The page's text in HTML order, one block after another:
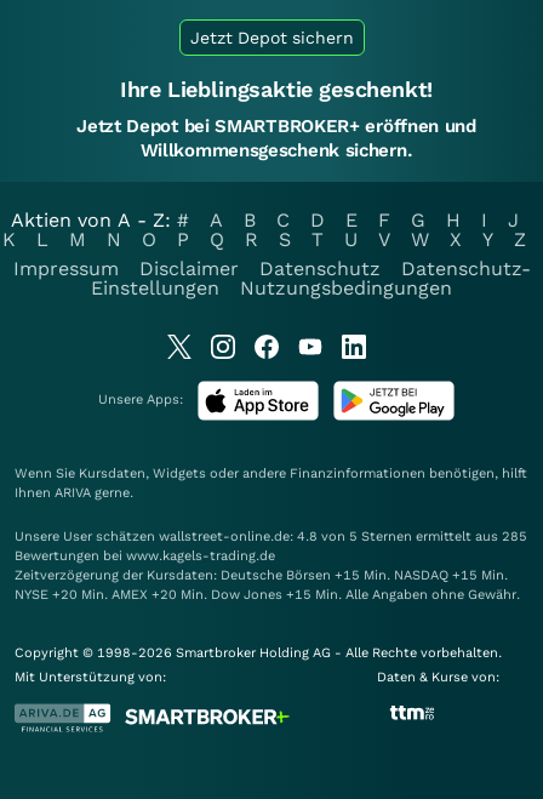
Jetzt Depot sichern
Ihre Lieblingsaktie geschenkt!
Jetzt Depot bei SMARTBROKER+ eröffnen und
Willkommensgeschenk sichern.
Aktien von A - Z: # A B C D E F G H I
J
K
L M N O P Q R S T U V W X Y
Z
Impressum
Disclaimer Datenschutz
Datenschutz-
Einstellungen
Nutzungsbedingungen
Unsere Apps:
Wenn Sie Kursdaten, Widgets oder andere Finanzinformationen benötigen, hilft
Ihnen ARIVA gerne.
Unsere User schätzen wallstreet-online.de: 4.8 von 5 Sternen ermittelt aus 285
Bewertungen bei www.kagels-trading.de
Zeitverzögerung der Kursdaten: Deutsche Börsen +15 Min. NASDAQ +15 Min.
NYSE +20 Min. AMEX +20 Min. Dow Jones +15 Min. Alle Angaben ohne Gewähr.
Copyright © 1998-2026 Smartbroker Holding AG - Alle Rechte vorbehalten.
Mit Unterstützung von:
Daten & Kurse von: